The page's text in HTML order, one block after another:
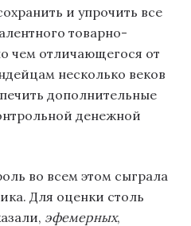
и упрочить все
товарно-
чем отличающегося от
несколько веков
дополнительные
денежной
во всем этом сыграла
Для оценки столь
эфемерных,